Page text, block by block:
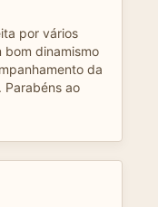
por vários
bom dinamismo
da
Parabéns ao